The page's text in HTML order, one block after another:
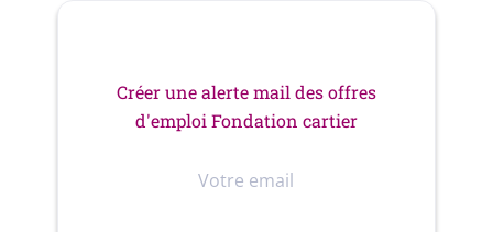
Créer une alerte mail des offres
d'emploi Fondation cartier